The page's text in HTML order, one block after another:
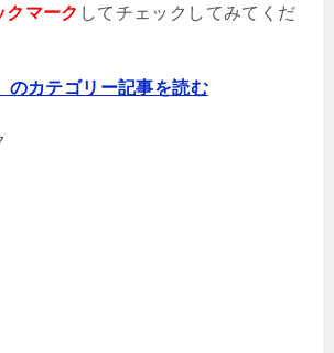
クマーク してチェックしてみてくだ
のカテゴリー記事を読む